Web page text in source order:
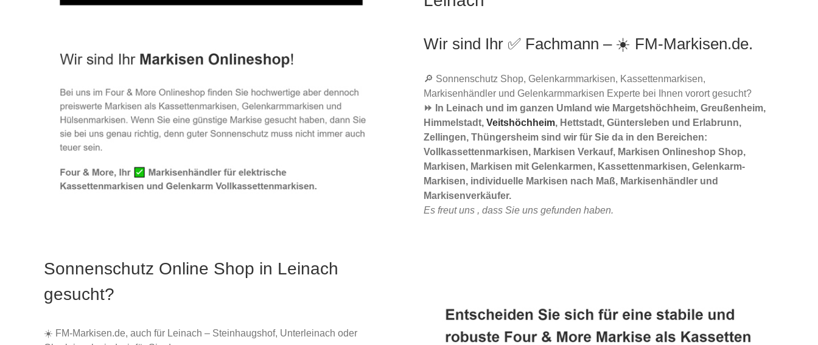
Wir sind Ihr ✅ Fachmann – ☀️ FM-Markisen.de.
🔎 Sonnenschutz Shop, Gelenkarmmarkisen, Kassettenmarkisen,
Markisenhändler und Gelenkarmmarkisen Experte bei Ihnen vorort gesucht?
⏩ In Leinach und im ganzen Umland wie Margetshöchheim, Greußenheim,
Himmelstadt, Veitshöchheim, Hettstadt, Güntersleben und Erlabrunn,
Zellingen, Thüngersheim sind wir für Sie da in den Bereichen:
Vollkassettenmarkisen, Markisen Verkauf, Markisen Onlineshop Shop,
Markisen, Markisen mit Gelenkarmen, Kassettenmarkisen, Gelenkarm-
Markisen, individuelle Markisen nach Maß, Markisenhändler und
Markisenverkäufer.
Es freut uns , dass Sie uns gefunden haben.
Sonnenschutz Online Shop in Leinach
gesucht?
☀️ FM-Markisen.de, auch für Leinach – Steinhaugshof, Unterleinach oder